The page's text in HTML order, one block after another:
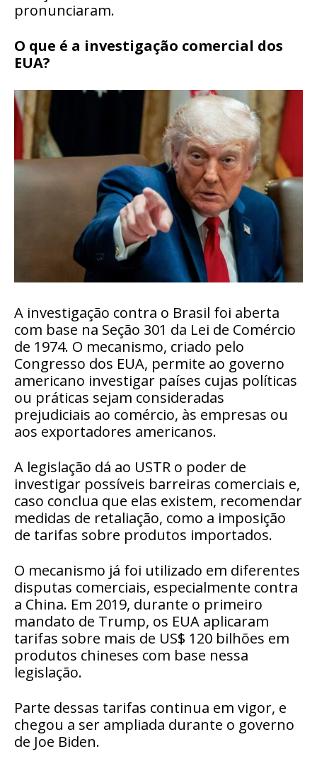
pronunciaram.
O que é a investigação comercial dos
EUA?
A investigação contra o Brasil foi aberta
com base na Seção 301 da Lei de Comércio
de 1974. O mecanismo, criado pelo
Congresso dos EUA, permite ao governo
americano investigar países cujas políticas
ou práticas sejam consideradas
prejudiciais ao comércio, às empresas ou
aos exportadores americanos.
A legislação dá ao USTR o poder de
investigar possíveis barreiras comerciais e,
caso conclua que elas existem, recomendar
medidas de retaliação, como a imposição
de tarifas sobre produtos importados.
O mecanismo já foi utilizado em diferentes
disputas comerciais, especialmente contra
a China. Em 2019, durante o primeiro
mandato de Trump, os EUA aplicaram
tarifas sobre mais de US$ 120 bilhões em
produtos chineses com base nessa
legislação.
Parte dessas tarifas continua em vigor, e
chegou a ser ampliada durante o governo
de Joe Biden.